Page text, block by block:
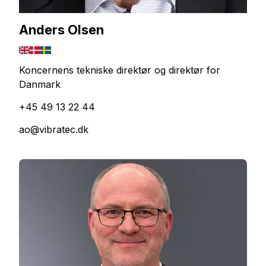
Anders Olsen
Koncernens tekniske direktør og direktør for
Danmark
+45 49 13 22 44
ao@vibratec.dk